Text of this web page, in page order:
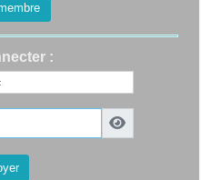
: